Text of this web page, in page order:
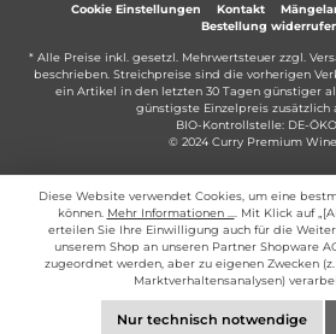
Cookie Einstellungen Kontakt
Bestellung
* Alle Preise inkl. gesetzl. Mehrwertsteuer zzgl.
beschrieben. Streichpreise sind die vorherigen
ein Artikel in den letzten 30 Tagen günstiger
günstigste Einzelpreis zusätzlich
BIO-Kontrollstelle: DE-
© 2024 Curry Premium
Diese Website verwendet Cookies, um eine
können. Mehr Informationen ...
. Mit Klick auf
erteilen Sie Ihre Einwilligung auch für die
unserem Shop an unseren Partner Shopware
zugeordnet werden, aber zu eigenen Zwecken
Marktverhaltensanalysen)
Nur technisch notwendige